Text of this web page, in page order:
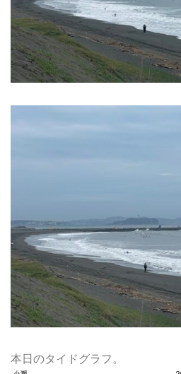
本日のタイドグラフ。